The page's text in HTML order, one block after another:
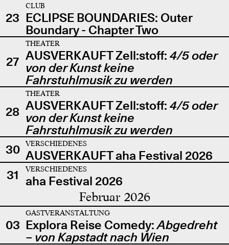
23
CLUB
ECLIPSE BOUNDARIES: Outer
Boundary - Chapter Two
27
THEATER
AUSVERKAUFT Zell:stoff: 4/5 oder
von der Kunst keine
Fahrstuhlmusik zu werden
28
THEATER
AUSVERKAUFT Zell:stoff: 4/5 oder
von der Kunst keine
Fahrstuhlmusik zu werden
30
VERSCHIEDENES
AUSVERKAUFT aha Festival 2026
31
VERSCHIEDENES
aha Festival 2026
Februar 2026
03
GASTVERANSTALTUNG
Explora Reise Comedy:Abgedreht
– von Kapstadt nach Wien